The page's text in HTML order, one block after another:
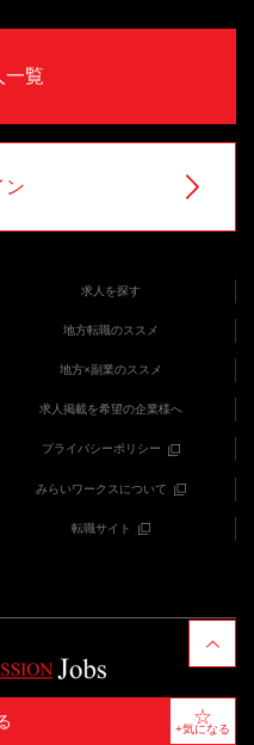
+気になる
一覧
ン
求人を探す
地方転職のススメ
地方×副業のススメ
求人掲載を希望の企業様へ
プライバシーポリシー
みらいワークスについて
転職サイト